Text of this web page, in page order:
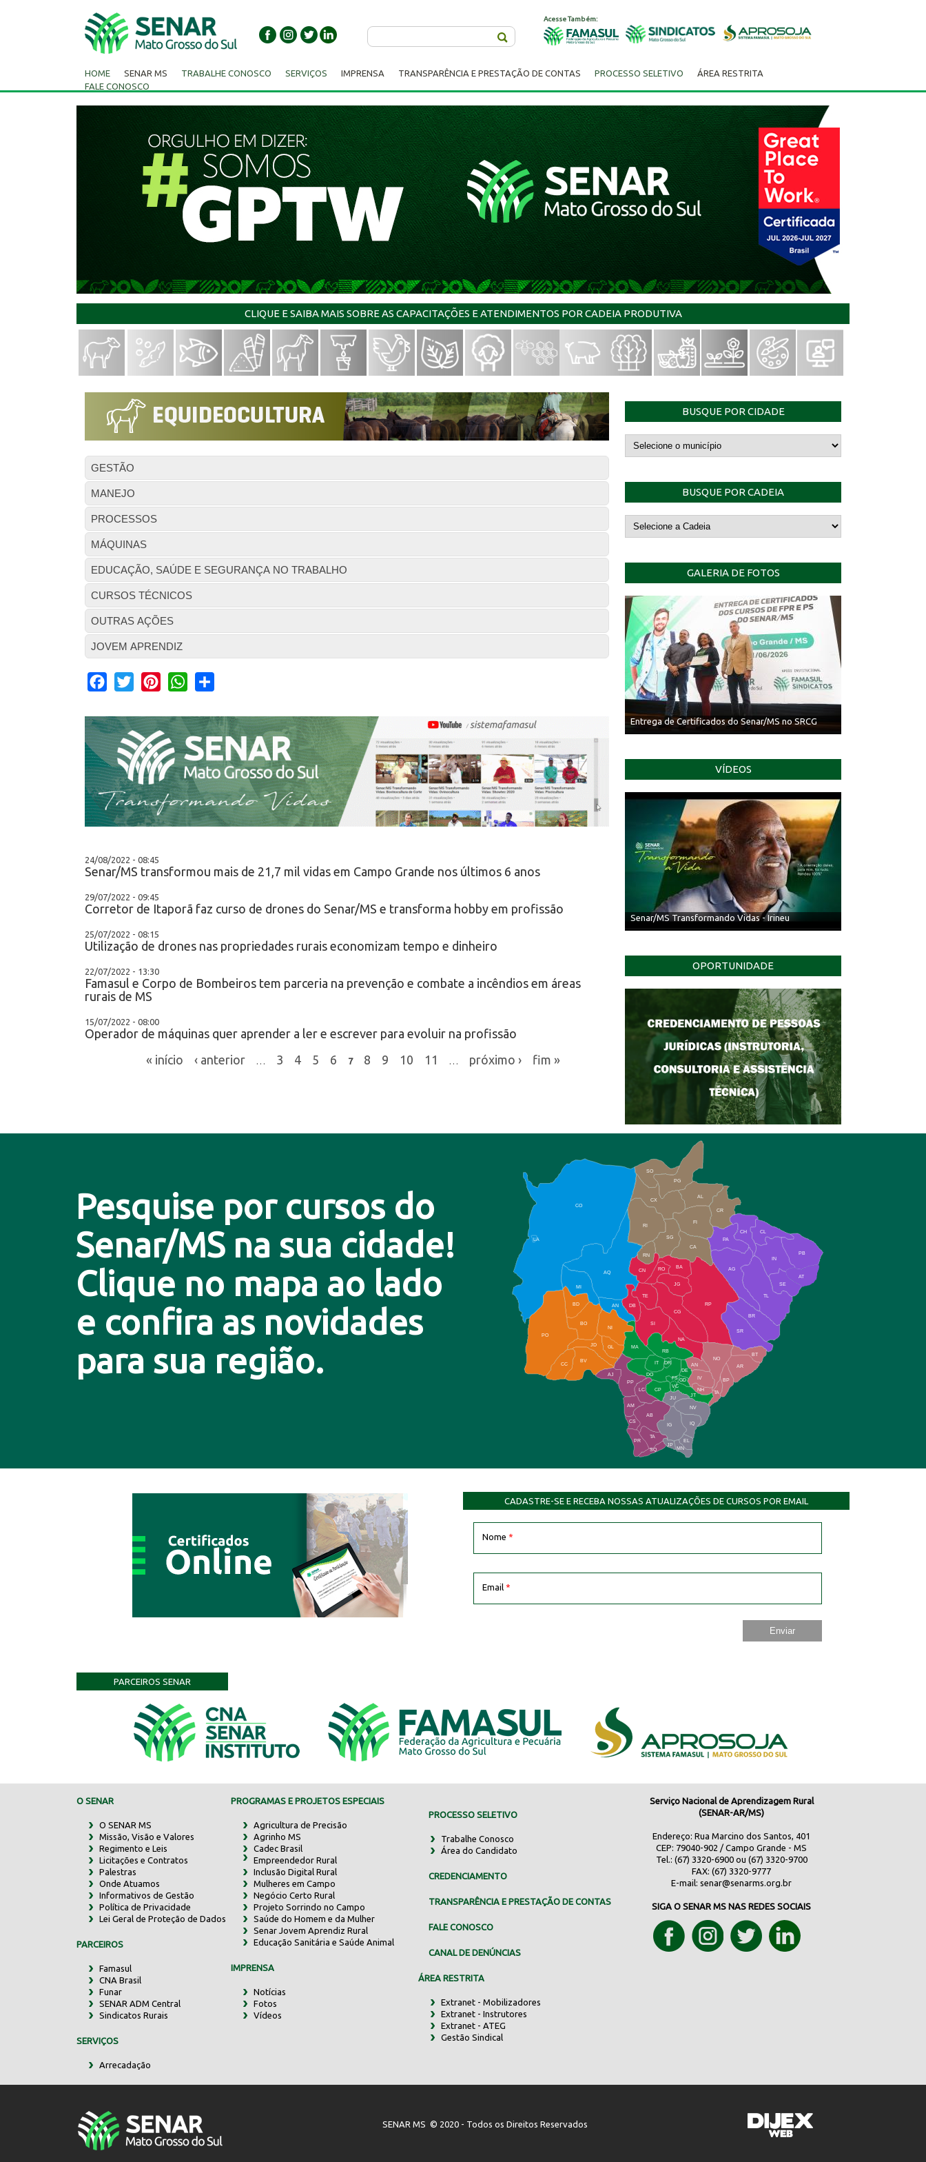
Acesse Também:
HOME SENAR MS TRABALHE CONOSCO SERVIÇOS IMPRENSA TRANSPARÊNCIA E PRESTAÇÃO DE CONTAS PROCESSO SELETIVO
ÁREA RESTRITA
FALE CONOSCO
CLIQUE E SAIBA MAIS SOBRE AS CAPACITAÇÕES E ATENDIMENTOS POR CADEIA PRODUTIVA
BUSQUE POR CIDADE
BUSQUE POR CADEIA
GALERIA DE FOTOS
Entrega de Certificados do Senar/MS no SRCG
VÍDEOS
Senar/MS Transformando Vidas - Irineu
OPORTUNIDADE
GESTÃO
MANEJO
PROCESSOS
MÁQUINAS
EDUCAÇÃO, SAÚDE E SEGURANÇA NO TRABALHO
CURSOS TÉCNICOS
OUTRAS AÇÕES
JOVEM APRENDIZ
Facebook
Twitter PinterestWhatsApp
24/08/2022 - 08:45
Senar/MS transformou mais de 21,7 mil vidas em Campo Grande nos últimos 6 anos
29/07/2022 - 09:45
Corretor de Itaporã faz curso de drones do Senar/MS e transforma hobby em profissão
25/07/2022 - 08:15
Utilização de drones nas propriedades rurais economizam tempo e dinheiro
22/07/2022 - 13:30
Famasul e Corpo de Bombeiros tem parceria na prevenção e combate a incêndios em áreas
rurais de MS
15/07/2022 - 08:00
Operador de máquinas quer aprender a ler e escrever para evoluir na profissão
« início
‹ anterior 3 4 5 6 7 8 9 10 11 próximo › fim »
Pesquise por cursos do
Senar/MS na sua cidade!
Clique no mapa ao lado
e confira as novidades
para sua região.
CO
AQ
MI
AN
CX
RI
AL
CR
FI
SG
BA
CA
PA
CH CL
PB
SE
TL
AG
BR
SR
BT
AR
RP
RO
JG
CG
SI
NA
TA
NH
JT
RB
MA
IT
DR
DO
CP
JU
NV
IQ
EL
BD
BO
NI
JD
PO
BV
CC
PP
AJ
LC
AM
AB
JP
DB
TE
CS
PR
TA
SQ
IG
MN
IN
NO
BP
RN
CN
GL
AN
IV
FS
VC
GD
DE
AT
PG
SO
LA
CADASTRE-SE E RECEBA NOSSAS ATUALIZAÇÕES DE CURSOS POR EMAIL
Nome *
Email *
PARCEIROS SENAR
O SENAR
O SENAR MS
Missão, Visão e Valores
Regimento e Leis
Licitações e Contratos
Palestras
Onde Atuamos
Informativos de Gestão
Política de Privacidade
Lei Geral de Proteção de Dados
PARCEIROS
Famasul
CNA Brasil
Funar
SENAR ADM Central
Sindicatos Rurais
SERVIÇOS
Arrecadação
PROGRAMAS E PROJETOS ESPECIAIS
Agricultura de Precisão
Agrinho MS
Cadec Brasil
Empreendedor Rural
Inclusão Digital Rural
Mulheres em Campo
Negócio Certo Rural
Projeto Sorrindo no Campo
Saúde do Homem e da Mulher
Senar Jovem Aprendiz Rural
Educação Sanitária e Saúde Animal
IMPRENSA
Notícias
Fotos
Vídeos
PROCESSO SELETIVO
Trabalhe Conosco
Área do Candidato
CREDENCIAMENTO
TRANSPARÊNCIA E PRESTAÇÃO DE CONTAS
FALE CONOSCO
CANAL DE DENÚNCIAS
ÁREA RESTRITA
Extranet - Mobilizadores
Extranet - Instrutores
Extranet - ATEG
Gestão Sindical
Serviço Nacional de Aprendizagem Rural
(SENAR-AR/MS)
Endereço: Rua Marcino dos Santos, 401
CEP: 79040-902 / Campo Grande - MS
Tel.: (67) 3320-6900 ou (67) 3320-9700
FAX: (67) 3320-9777
E-mail:senar@senarms.org.br
SIGA O SENAR MS NAS REDES SOCIAIS
SENAR MS © 2020 - Todos os Direitos Reservados